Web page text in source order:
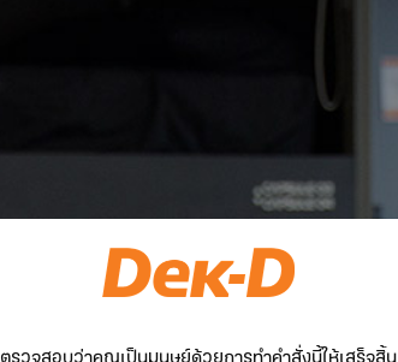
ตรวจสอบว่าคุณเป็นมนุษย์ด้วยการทำคำสั่งนี้ให้เสร็จสิ้น